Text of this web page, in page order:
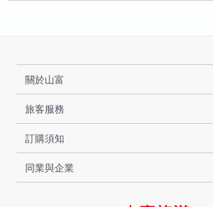
關於山富
旅客服務
訂購須知
同業與企業